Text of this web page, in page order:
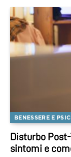
BENESSERE E
Disturbo
sintomi e